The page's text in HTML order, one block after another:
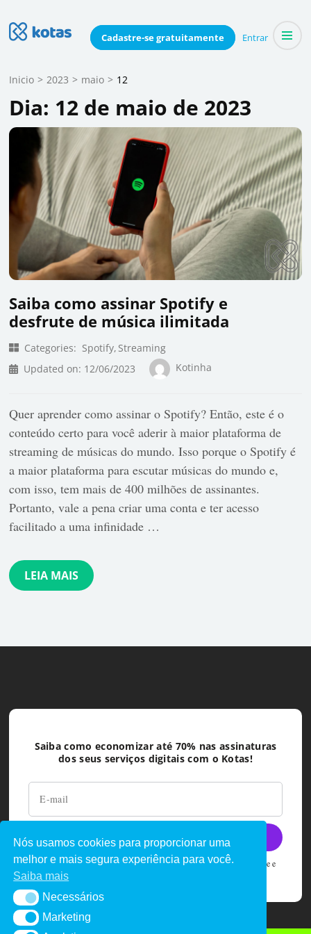
Cadastre-segratuitamente Entrar
to
(Press
Blog do Kotas
Dicas e conteúdo relevante para economizar coletivamente
Inicio > 2023 > maio > 12
Dia: 12 de maio de 2023
Saiba como assinar Spotify e
desfrute de música ilimitada
Categories: Spotify Streaming
Updated on: 12/06/2023 Kotinha
Quer aprender como assinar o Spotify? Então, este é o
conteúdo certo para você aderir à maior plataforma de
streaming de músicas do mundo. Isso porque o Spotify é
a maior plataforma para escutar músicas do mundo e,
com isso, tem mais de 400 milhões de assinantes.
Portanto, vale a pena criar uma conta e ter acesso
facilitado a uma infinidade …
LEIA MAIS
Saiba como economizar até 70% nas assinaturas
dos seus serviços digitais com o Kotas!
Ao deixar seu e-mail você concorda com as políticas de privacidade e
Nós usamos cookies para proporcionar uma
melhor e mais segura experiência para você.
Saiba mais
NecessáriosNecessários
MarketingMarketing